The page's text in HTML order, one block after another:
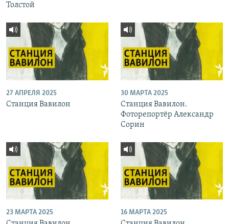
Толстой
27 АПРЕЛЯ 2025
Станция Вавилон
30 МАРТА 2025
Станция Вавилон.
Фоторепортёр Александр
Сорин
23 МАРТА 2025 16 МАРТА 2025